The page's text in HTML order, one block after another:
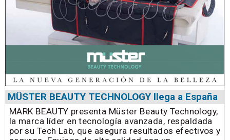
MÜSTER BEAUTY TECHNOLOGY llega a España
MARK BEAUTY presenta Müster Beauty Technology,
la marca líder en tecnología avanzada, respaldada
por su Tech Lab, que asegura resultados efectivos y